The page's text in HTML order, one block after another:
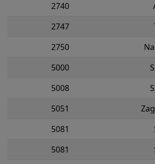
2740
2747
2750
5000
5008
5051
5081
5081